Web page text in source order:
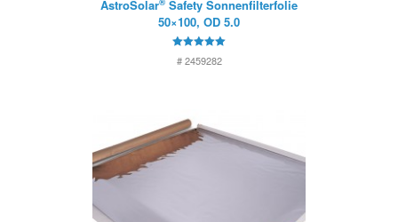
AstroSolar Safety Sonnenfilterfolie
50×100, OD 5.0
5
von 5
# 2459282